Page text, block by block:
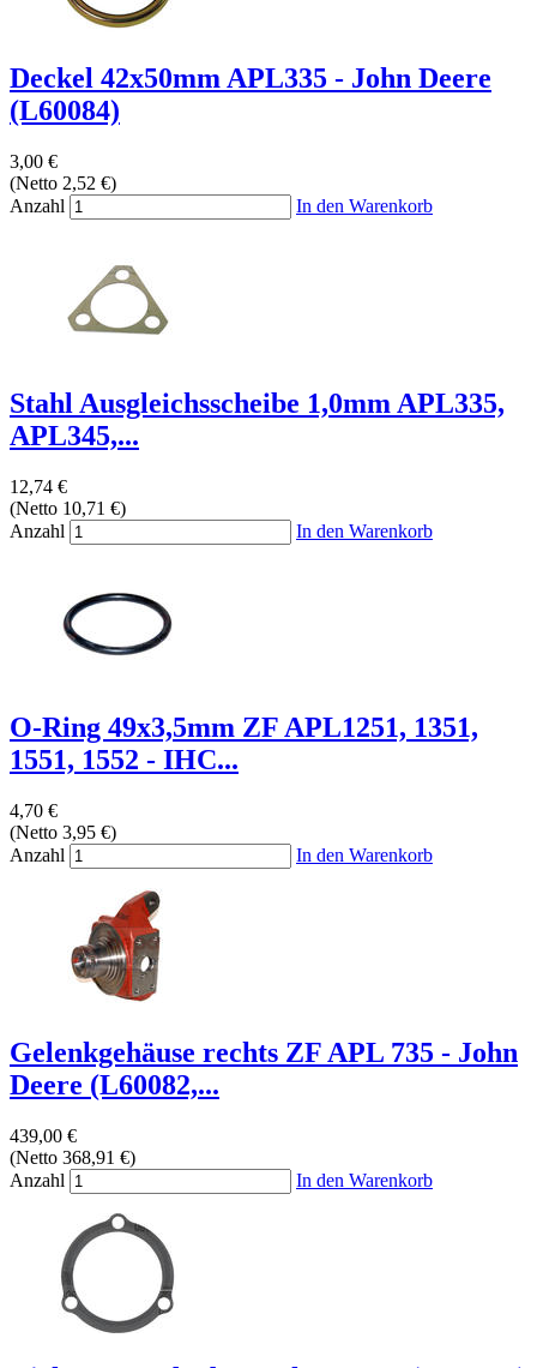
Deckel 42x50mm APL335 - John Deere
(L60084)
3,00 €
(Netto 2,52 €)
Anzahl
In den Warenkorb
Stahl Ausgleichsscheibe 1,0mm APL335,
APL345,...
12,74 €
(Netto 10,71 €)
Anzahl
In den Warenkorb
O-Ring 49x3,5mm ZF APL1251, 1351,
1551, 1552 - IHC...
4,70 €
(Netto 3,95 €)
Anzahl
In den Warenkorb
Gelenkgehäuse rechts ZF APL 735 - John
Deere (L60082,...
439,00 €
(Netto 368,91 €)
Anzahl
In den Warenkorb